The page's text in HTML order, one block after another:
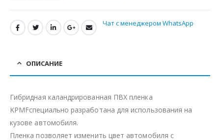
Чат с менеджером WhatsApp
ОПИСАНИЕ
Гибридная каландрированная ПВХ пленка
KPMFспециально разработана для использования на
кузове автомобиля.
Пленка позволяет изменить цвет автомобиля с